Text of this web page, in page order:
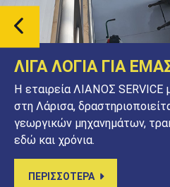
ΛΙΓΑ ΛΟΓΙΑ ΓΙΑ
H εταιρεία ΛΙΑΝΟΣ
στη Λάρισα,
γεωργικών μηχανημάτων,
εδώ και χρόνια.
ΠΕΡΙΣΣΟΤΕΡΑ